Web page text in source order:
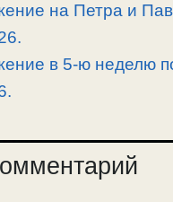
на Петра и
в 5-ю неделю